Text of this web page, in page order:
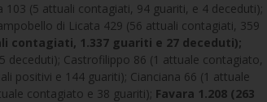
(5 attuali contagiati, 94 guariti, e 4 deceduti);
di Licata 429 (56 attuali contagiati, 359
contagiati, 1.337 guariti e 27 deceduti);
deceduti); Castrofilippo 86 (1 attuale contagiato,
positivi e 144 guariti); Cianciana 66 (1 attuale
contagiato e 38 guariti); Favara 1.208 (263